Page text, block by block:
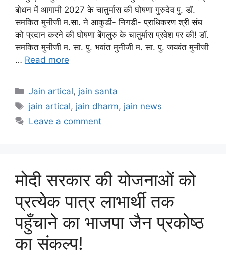
बोधन में आगामी 2027 के चातुर्मास की घोषणा गुरुदेव पु. डॉ.
समकित मुनीजी म.सा. ने आकुर्डी- निगडी- प्राधिकरण श्री संघ
को प्रदान करने की घोषणा बेंगलुरु के चातुर्मास प्रवेश पर की! डॉ.
समकित मुनीजी म. सा. पु. भवांत मुनीजी म. सा. पु. जयवंत मुनीजी
… Read more
Categories
Jain artical, jain santa
Tags
jain artical, jain dharm, jain news
Leave a comment
मोदी सरकार की योजनाओं को
प्रत्येक पात्र लाभार्थी तक
पहुँचाने का भाजपा जैन प्रकोष्ठ
का संकल्प!